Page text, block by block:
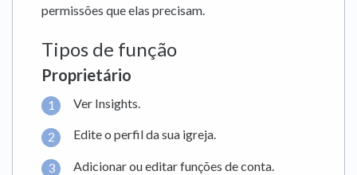
permissões que elas precisam.
Tipos de função
Proprietário
Ver Insights.
Edite o perfil da sua igreja.
Adicionar ou editar funções de conta.